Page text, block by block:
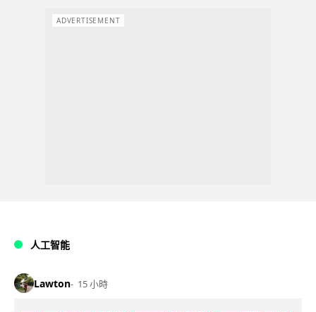
ADVERTISEMENT
人工智能
Lawton 15 小時